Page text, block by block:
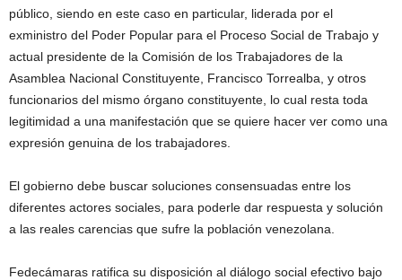
público, siendo en este caso en particular, liderada por el
exministro del Poder Popular para el Proceso Social de Trabajo y
actual presidente de la Comisión de los Trabajadores de la
Asamblea Nacional Constituyente, Francisco Torrealba, y otros
funcionarios del mismo órgano constituyente, lo cual resta toda
legitimidad a una manifestación que se quiere hacer ver como una
expresión genuina de los trabajadores.
El gobierno debe buscar soluciones consensuadas entre los
diferentes actores sociales, para poderle dar respuesta y solución
a las reales carencias que sufre la población venezolana.
Fedecámaras ratifica su disposición al diálogo social efectivo bajo